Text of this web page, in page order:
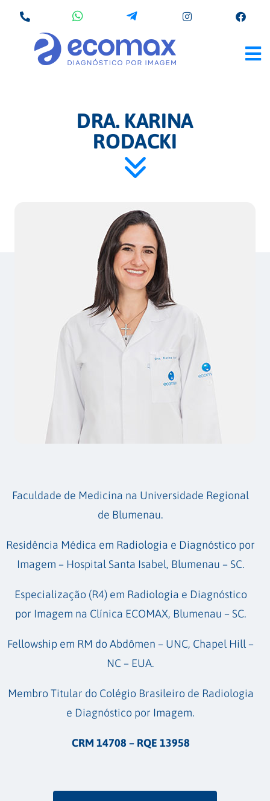
DRA. KARINA
RODACKI
Faculdade de Medicina na Universidade Regional
de Blumenau.
Residência Médica em Radiologia e Diagnóstico por
Imagem – Hospital Santa Isabel, Blumenau – SC.
Especialização (R4) em Radiologia e Diagnóstico
por Imagem na Clínica ECOMAX, Blumenau – SC.
Fellowship em RM do Abdômen – UNC, Chapel Hill –
NC – EUA.
Membro Titular do Colégio Brasileiro de Radiologia
e Diagnóstico por Imagem.
CRM 14708 – RQE 13958